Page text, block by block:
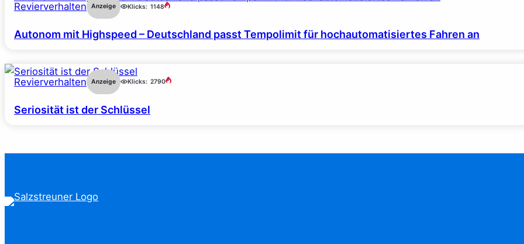
Revierverhalten Anzeige Klicks: 1148
Autonom mit Highspeed – Deutschland passt Tempolimit für hochautomatisiertes Fahren an
Revierverhalten Anzeige Klicks: 2790
Seriosität ist der Schlüssel